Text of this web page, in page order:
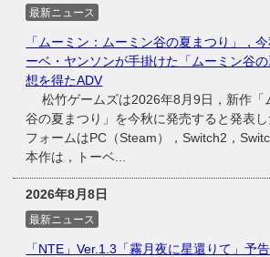
最新ニュース
「ムーミン：ムーミン谷の夏まつり」，
ーベ・ヤンソンが手掛けた「ムーミン谷
想を得たADV
松竹ゲームズは2026年8月9日，新作「
谷の夏まつり」を今秋に発売すると発表
フォームはPC（Steam），Switch2，
本作は，トーベ...
2026年8月8日
最新ニュース
「NTE」Ver.1.3「霧月夜に星還りて」予